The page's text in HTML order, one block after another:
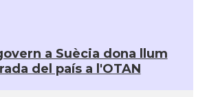
a Suècia dona llum
del paí­s a l'OTAN